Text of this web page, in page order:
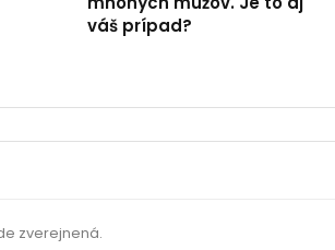
váš prípad?
zverejnená.